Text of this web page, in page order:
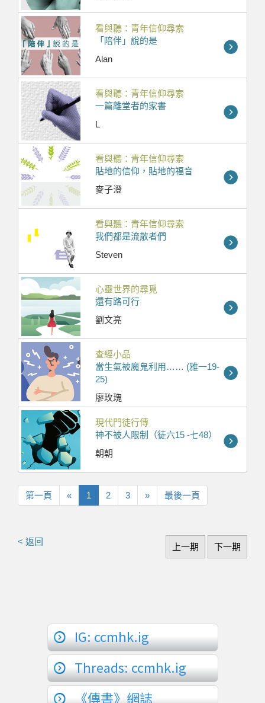
看與聽：青年信仰尋索
「陪伴」說的是
Alan
看與聽：青年信仰尋索
一篇離堂者的家書
L
看與聽：青年信仰尋索
貼地的信仰，貼地的福音
麥子澄
看與聽：青年信仰尋索
我們都是流散者們
Steven
心靈世界的尋覓
還有路可行
劉文亮
查經小品
當生氣被魔鬼利用…… (雅一19-
25)
廖玫瑰
現代門徒行傳
神不被人限制（徒六15 -七48）
朝朝
第一頁
一
«上
一
1 2 3 »下
一
最後一頁
後
< 返回
上一期 下一期
IG: ccmhk.ig
Threads: ccmhk.ig
《傳書》網誌